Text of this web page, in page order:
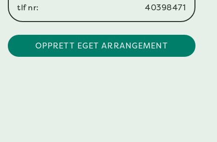
tlf nr: 40398471
OPPRETT EGET ARRANGEMENT